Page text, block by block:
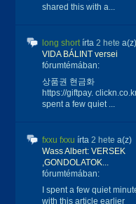
shared this with a...
long shortírta 2 hete a(z)
VIDA BÁLINT versei
fórumtémában:
상품권 현금화
https://giftpay.
spent a few quiet ...
fxxu fxxu írta 2 hete a(z)
Wass Albert: VERSEK
,GONDOLATOK...
fórumtémában:
I spent a few quiet
with this article earlier